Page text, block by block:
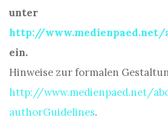
unter
http://
ein.
Hinweise zur formalen
http://www.medienpaed.net/
authorGuidelines.